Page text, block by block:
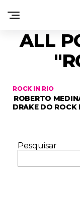
ALL
ROCK IN RIO
ROBERTO
DRAKE DO ROCK
Pesquisar